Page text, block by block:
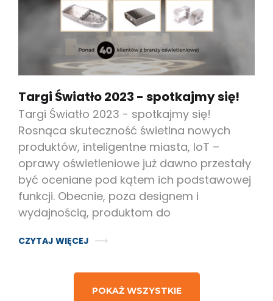
Targi Światło 2023 - spotkajmy się!
Targi Światło 2023 - spotkajmy się!
Rosnąca skuteczność świetlna nowych
produktów, inteligentne miasta, IoT –
oprawy oświetleniowe już dawno przestały
być oceniane pod kątem ich podstawowej
funkcji. Obecnie, poza designem i
wydajnością, produktom do
CZYTAJ WIĘCEJ
POKAŻ WSZYSTKIE